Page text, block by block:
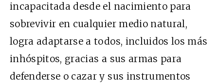
incapacitada desde el nacimiento para
sobrevivir en cualquier medio natural,
logra adaptarse a todos, incluidos los más
inhóspitos, gracias a sus armas para
defenderse o cazar y sus instrumentos